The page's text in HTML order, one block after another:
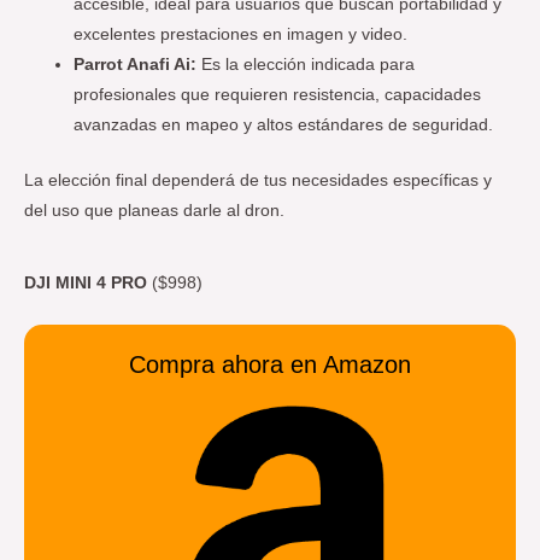
accesible, ideal para usuarios que buscan portabilidad y
excelentes prestaciones en imagen y video.
Parrot Anafi Ai: Es la elección indicada para
profesionales que requieren resistencia, capacidades
avanzadas en mapeo y altos estándares de seguridad.
La elección final dependerá de tus necesidades específicas y
del uso que planeas darle al dron.
DJI MINI 4 PRO ($998)
Compra ahora en Amazon